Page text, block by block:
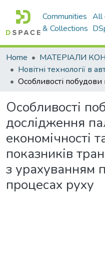
Communities
& Collections
All
Home
Особливості
дослідження
економічності
показників
з урахуванням
процесах руху